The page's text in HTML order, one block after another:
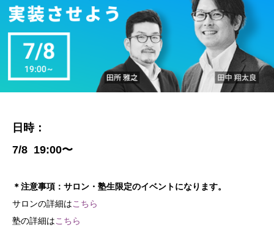
日時：
7/8 19:00〜
＊注意事項：サロン・塾生限定のイベントになります。
サロンの詳細はこちら
塾の詳細はこちら